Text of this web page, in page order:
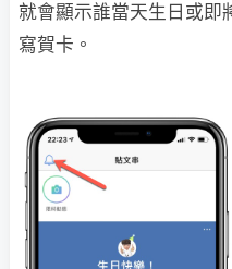
就會顯示誰當天生日或即
寫賀卡。